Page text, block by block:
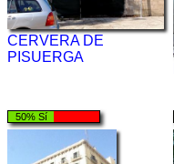
CERVERA DE
PISUERGA
50% Sí